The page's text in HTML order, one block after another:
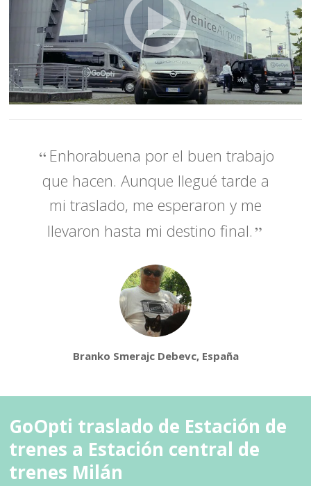
Enhorabuena por el buen trabajo
que hacen. Aunque llegué tarde a
mi traslado, me esperaron y me
llevaron hasta mi destino final.
Branko Smerajc Debevc, España
GoOpti traslado de Estación de
trenes a Estación central de
trenes Milán